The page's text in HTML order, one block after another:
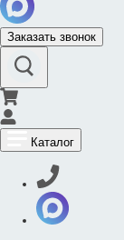
Заказать звонок
Каталог